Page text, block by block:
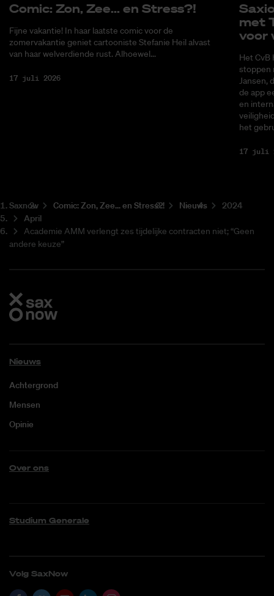
Co­mic: Zon, Zee... en Stress?!
Fijne vakantie! In haar laatste comic voor de
zomervakantie geniet cartooniste Stefanie Heil alvast
van haar welverdiende rust. Alhoewel...
17 juli 2026
met
voor
Het CvB
stoppen
Jansen,
de app
en
het
17 juli
Saxnow Co­mic: Zon, Zee... en Stress?! Nieuws
2024
April
Academie AMM verlengt zes tijdelijke contracten niet; “Geen
andere keuze”
Nieuws
Achtergrond
Mensen
Opinie
Over ons
Studium Generale
Volg SaxNow